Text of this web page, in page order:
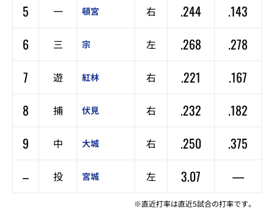
5
一 頓宮 右 .244
.143
6
三 宗 左 .268
.278
7
遊 紅林 右 .221
.167
8
捕 伏見 右 .232
.182
9
中 大城 右 .250
.375
–
投 宮城 左 3.07 —
※直近打率は直近5試合の打率です。